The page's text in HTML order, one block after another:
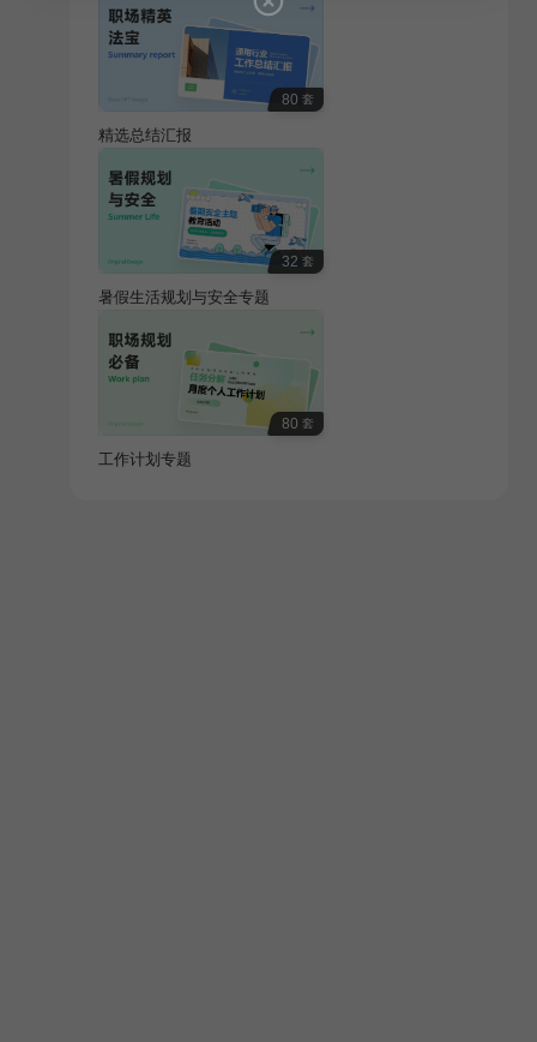
80 套
精选总结汇报
32 套
暑假生活规划与安全专题
80 套
工作计划专题